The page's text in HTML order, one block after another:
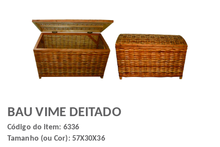
BAU VIME DEITADO
Código do item: 6336
Tamanho (ou Cor): 57X30X36